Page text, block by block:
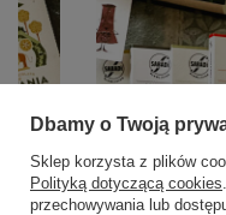
Dbamy o Twoją
Sklep korzysta z plików
Polityką dotyczącą cookies
przechowywania lub